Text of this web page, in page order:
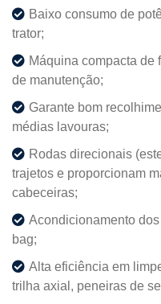
Baixo consumo de
trator;
Máquina compacta de
de manutenção;
Garante bom
médias lavouras;
Rodas direcionais
trajetos e proporcionam
cabeceiras;
Acondicionamento
bag;
Alta eficiência em
trilha axial, peneiras de